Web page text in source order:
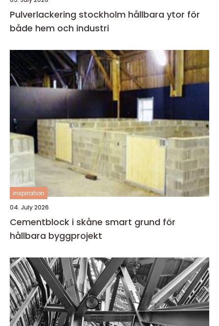
Pulverlackering stockholm hållbara ytor för
både hem och industri
inspiration
04. July 2026
Cementblock i skåne smart grund för
hållbara byggprojekt